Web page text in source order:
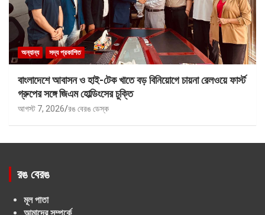
অন্যান্য সদ্য প্রকাশিত
বাংলাদেশে আবাসন ও হাই-টেক খাতে বড় বিনিয়োগে চায়না রেলওয়ে ফার্স্ট
গ্রুপের সঙ্গে জিএম হোল্ডিংসের চুক্তি
আগস্ট 7, 2026 রঙ বেরঙ ডেস্ক
রঙ বেরঙ
মূল পাতা